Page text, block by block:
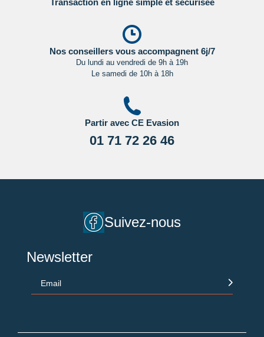
Transaction en ligne simple et sécurisée
Nos conseillers vous accompagnent 6j/7
Du lundi au vendredi de 9h à 19h
Le samedi de 10h à 18h
Partir avec CE Evasion
01 71 72 26 46
Suivez-nous
Newsletter
Email